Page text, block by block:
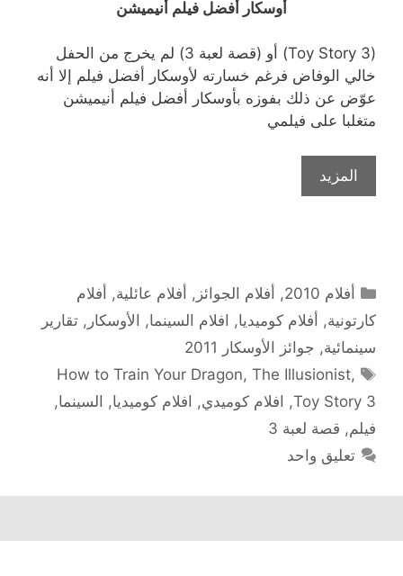
أوسكار أفضل فيلم أنيميشن
(Toy Story 3) أو (قصة لعبة 3) لم يخرج من الحفل
خالي الوفاض فرغم خسارته لأوسكار أفضل فيلم إلا أنه
عوّض عن ذلك بفوزه بأوسكار أفضل فيلم أنيميشن
متغلبا على فيلمي
المزيد
التصنيفات
أفلام 2010 , أفلام الجوائز , أفلام عائلية, أفلام
كارتونية, أفلام كوميديا, افلام السينما, الأوسكار , تقارير
سينمائية, جوائز الأوسكار 2011
الوسوم
How to Train Your Dragon, The Illusionist,
Toy Story 3
, افلام كوميدي, افلام كوميديا, السينما,
فيلم, قصة لعبة 3
تعليق واحد